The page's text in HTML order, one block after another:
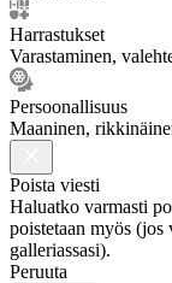
Harrastukset
Varastaminen,
Persoonallisuus
Maaninen,
Poista viesti
Haluatko varmasti
poistetaan myös (jos
galleriassasi).
Peruuta